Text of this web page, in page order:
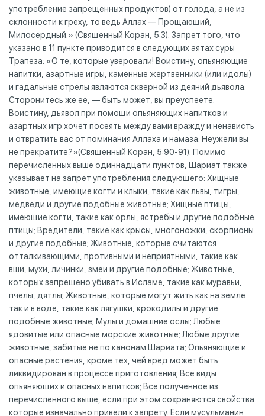
употребление запрещенных продуктов) от голода, а не из
склонности к греху, то ведь Аллах — Прощающий,
Милосердный.» (Священный Коран, 5:3). Запрет того, что
указано в 11 пункте приводится в следующих аятах суры
Трапеза: «О те, которые уверовали! Воистину, опьяняющие
напитки, азартные игры, каменные жертвенники (или идолы)
и гадальные стрелы являются скверной из деяний дьявола.
Сторонитесь же ее, — быть может, вы преуспеете.
Воистину, дьявол при помощи опьяняющих напитков и
азартных игр хочет посеять между вами вражду и ненависть
и отвратить вас от поминания Аллаха и намаза. Неужели вы
не прекратите?»(Священный Коран, 5:90-91). Помимо
перечисленных выше одиннадцати пунктов, Шариат также
указывает на запрет употребления следующего: Хищные
животные, имеющие когти и клыки, такие как львы, тигры,
медведи и другие подобные животные; Хищные птицы,
имеющие когти, такие как орлы, ястребы и другие подобные
птицы; Вредители, такие как крысы, многоножки, скорпионы
и другие подобные; Животные, которые считаются
отталкивающими, противными и неприятными, такие как
вши, мухи, личинки, змеи и другие подобные; Животные,
которых запрещено убивать в Исламе, такие как муравьи,
пчелы, дятлы; Животные, которые могут жить как на земле
так и в воде, такие как лягушки, крокодилы и другие
подобные животные; Мулы и домашние ослы; Любые
ядовитые или опасные морские животные; Любые другие
животные, забитые не по канонам Шариата; Опьяняющие и
опасные растения, кроме тех, чей вред может быть
ликвидирован в процессе приготовления; Все виды
опьяняющих и опасных напитков; Все полученное из
перечисленного выше, если при этом сохраняются свойства
которые изначально привели к запрету. Если мусульманин